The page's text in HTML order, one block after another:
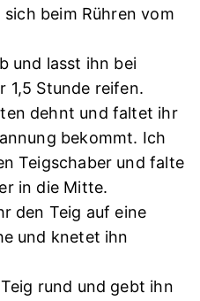
beim Rühren vom
und lasst ihn bei
1,5 Stunde reifen.
dehnt und faltet ihr
bekommt. Ich
Teigschaber und falte
in die Mitte.
den Teig auf eine
und knetet ihn
rund und gebt ihn